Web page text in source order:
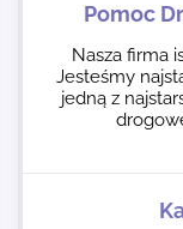
Pomoc
Nasza firma
Jesteśmy
jedną z